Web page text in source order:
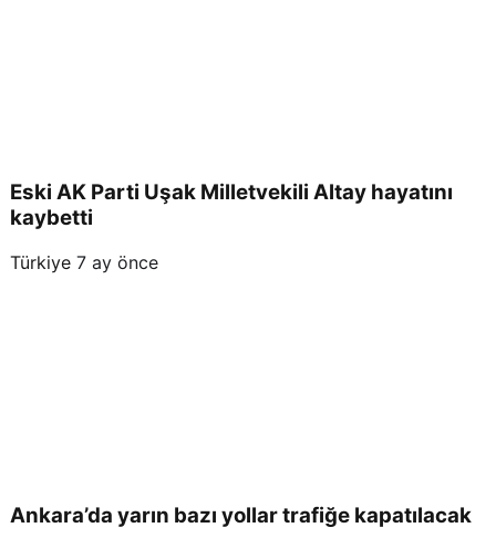
Eski AK Parti Uşak Milletvekili Altay hayatını
kaybetti
Türkiye 7 ay önce
Ankara’da yarın bazı yollar trafiğe kapatılacak